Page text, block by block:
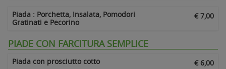
Piada : Porchetta, Insalata, Pomodori
Gratinati e Pecorino
€ 7,00
PIADE CON FARCITURA SEMPLICE
Piada con prosciutto cotto
€ 6,00